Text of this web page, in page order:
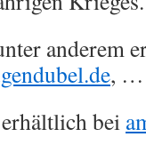
anderem
, …
bei